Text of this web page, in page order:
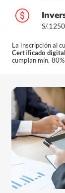
S/
La inscripción al
Certificado digital
cumplan mín.